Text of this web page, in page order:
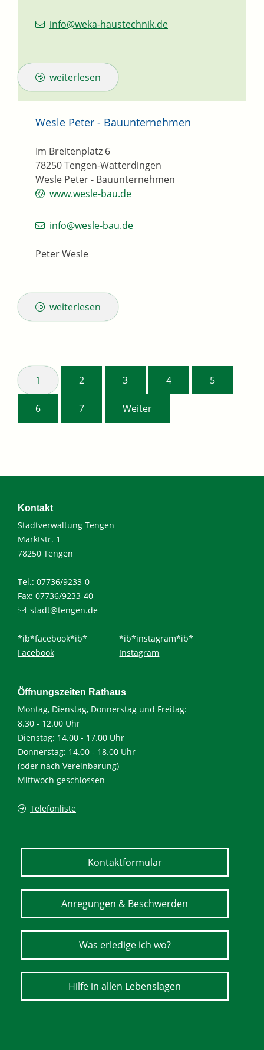
info@weka-haustechnik.de
weiterlesen
Wesle Peter - Bauunternehmen
Wesle Peter - Bauunternehmen
Im Breitenplatz 6
78250Tengen-Watterdingen
www.wesle-bau.de
info@wesle-bau.de
Peter Wesle
weiterlesen
1 2 3 4 5
6 7 Weiter
Kontakt
Stadtverwaltung Tengen
Marktstr. 1
78250 Tengen
Tel.: 07736/9233-0
Fax: 07736/9233-40
stadt@tengen.de
*ib*facebook*ib*
Facebook
*ib*instagram*ib*
Instagram
Öffnungszeiten Rathaus
Montag, Dienstag, Donnerstag und Freitag:
8.30 - 12.00 Uhr
Dienstag: 14.00 - 17.00 Uhr
Donnerstag: 14.00 - 18.00 Uhr
(oder nach Vereinbarung)
Mittwoch geschlossen
Telefonliste
Kontaktformular
Anregungen & Beschwerden
Was erledige ich wo?
Hilfe in allen Lebenslagen